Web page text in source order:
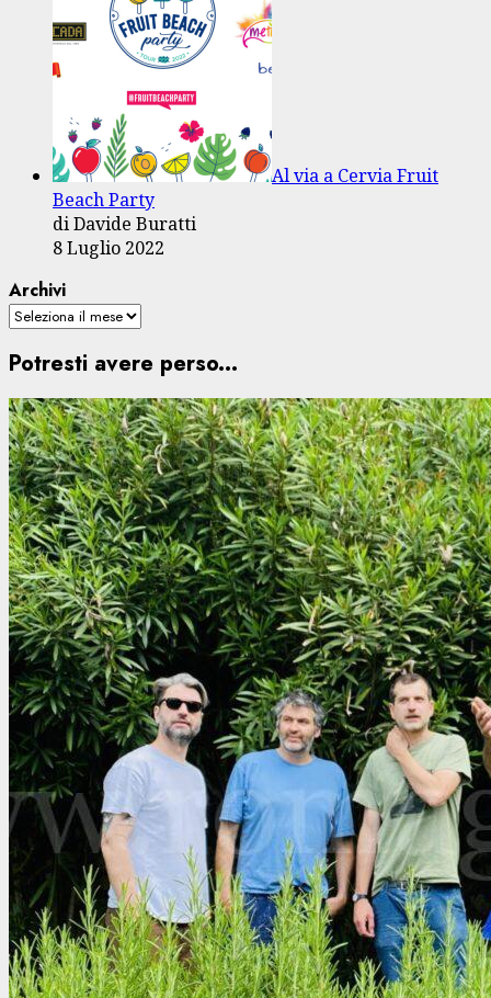
Al via a Cervia Fruit
Beach Party
di Davide Buratti
8 Luglio 2022
Archivi
Potresti avere perso...